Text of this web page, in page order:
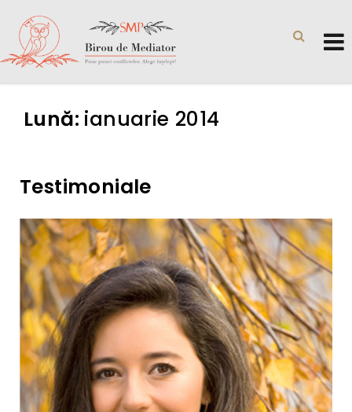
Lună: ianuarie 2014
Testimoniale